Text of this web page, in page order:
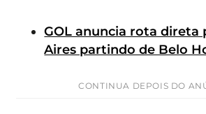
GOL anuncia rota direta
Aires partindo de Belo
CONTINUA DEPOIS DO